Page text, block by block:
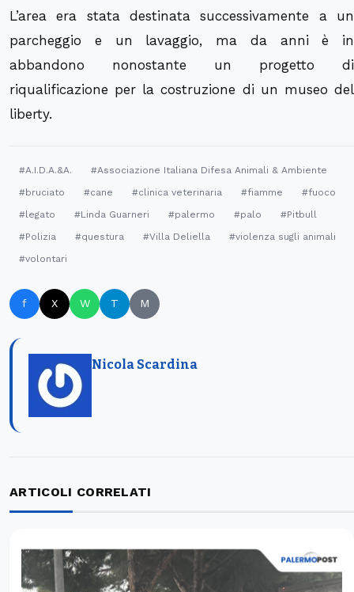
L’area era stata destinata successivamente a un
parcheggio e un lavaggio, ma da anni è in
abbandono nonostante un progetto di
riqualificazione per la costruzione di un museo del
liberty.
#A.I.D.A.&A.
#Associazione Italiana Difesa Animali & Ambiente
#bruciato
#cane #clinica veterinaria #fiamme
#fuoco
#legato
#Linda Guarneri #palermo #palo
#Pitbull
#Polizia
#questura #Villa Deliella
#violenza sugli animali
#volontari
f X W T M
Nicola Scardina
ARTICOLI CORRELATI